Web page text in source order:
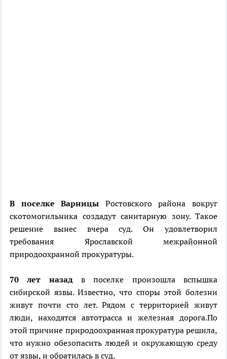
В поселке Варницы Ростовского района вокруг
скотомогильника создадут санитарную зону. Такое
решение вынес вчера суд. Он удовлетворил
требования Ярославской межрайонной
природоохранной прокуратуры.
70 лет назадв поселке произошла вспышка
сибирской язвы. Известно, что споры этой болезни
живут почти сто лет. Рядом с территорией живут
люди, находятся автотрасса и железная дорога.По
этой причине природоохранная прокуратура решила,
что нужно обезопасить людей и окружающую среду
от язвы, и обратилась в суд.